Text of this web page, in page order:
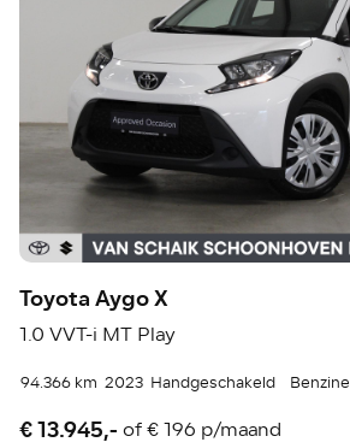
Toyota Aygo X
1.0 VVT-i MT Play
94.366 km 2023 Handgeschakeld Benzine
€ 13.945,- of€ 196 p/maand